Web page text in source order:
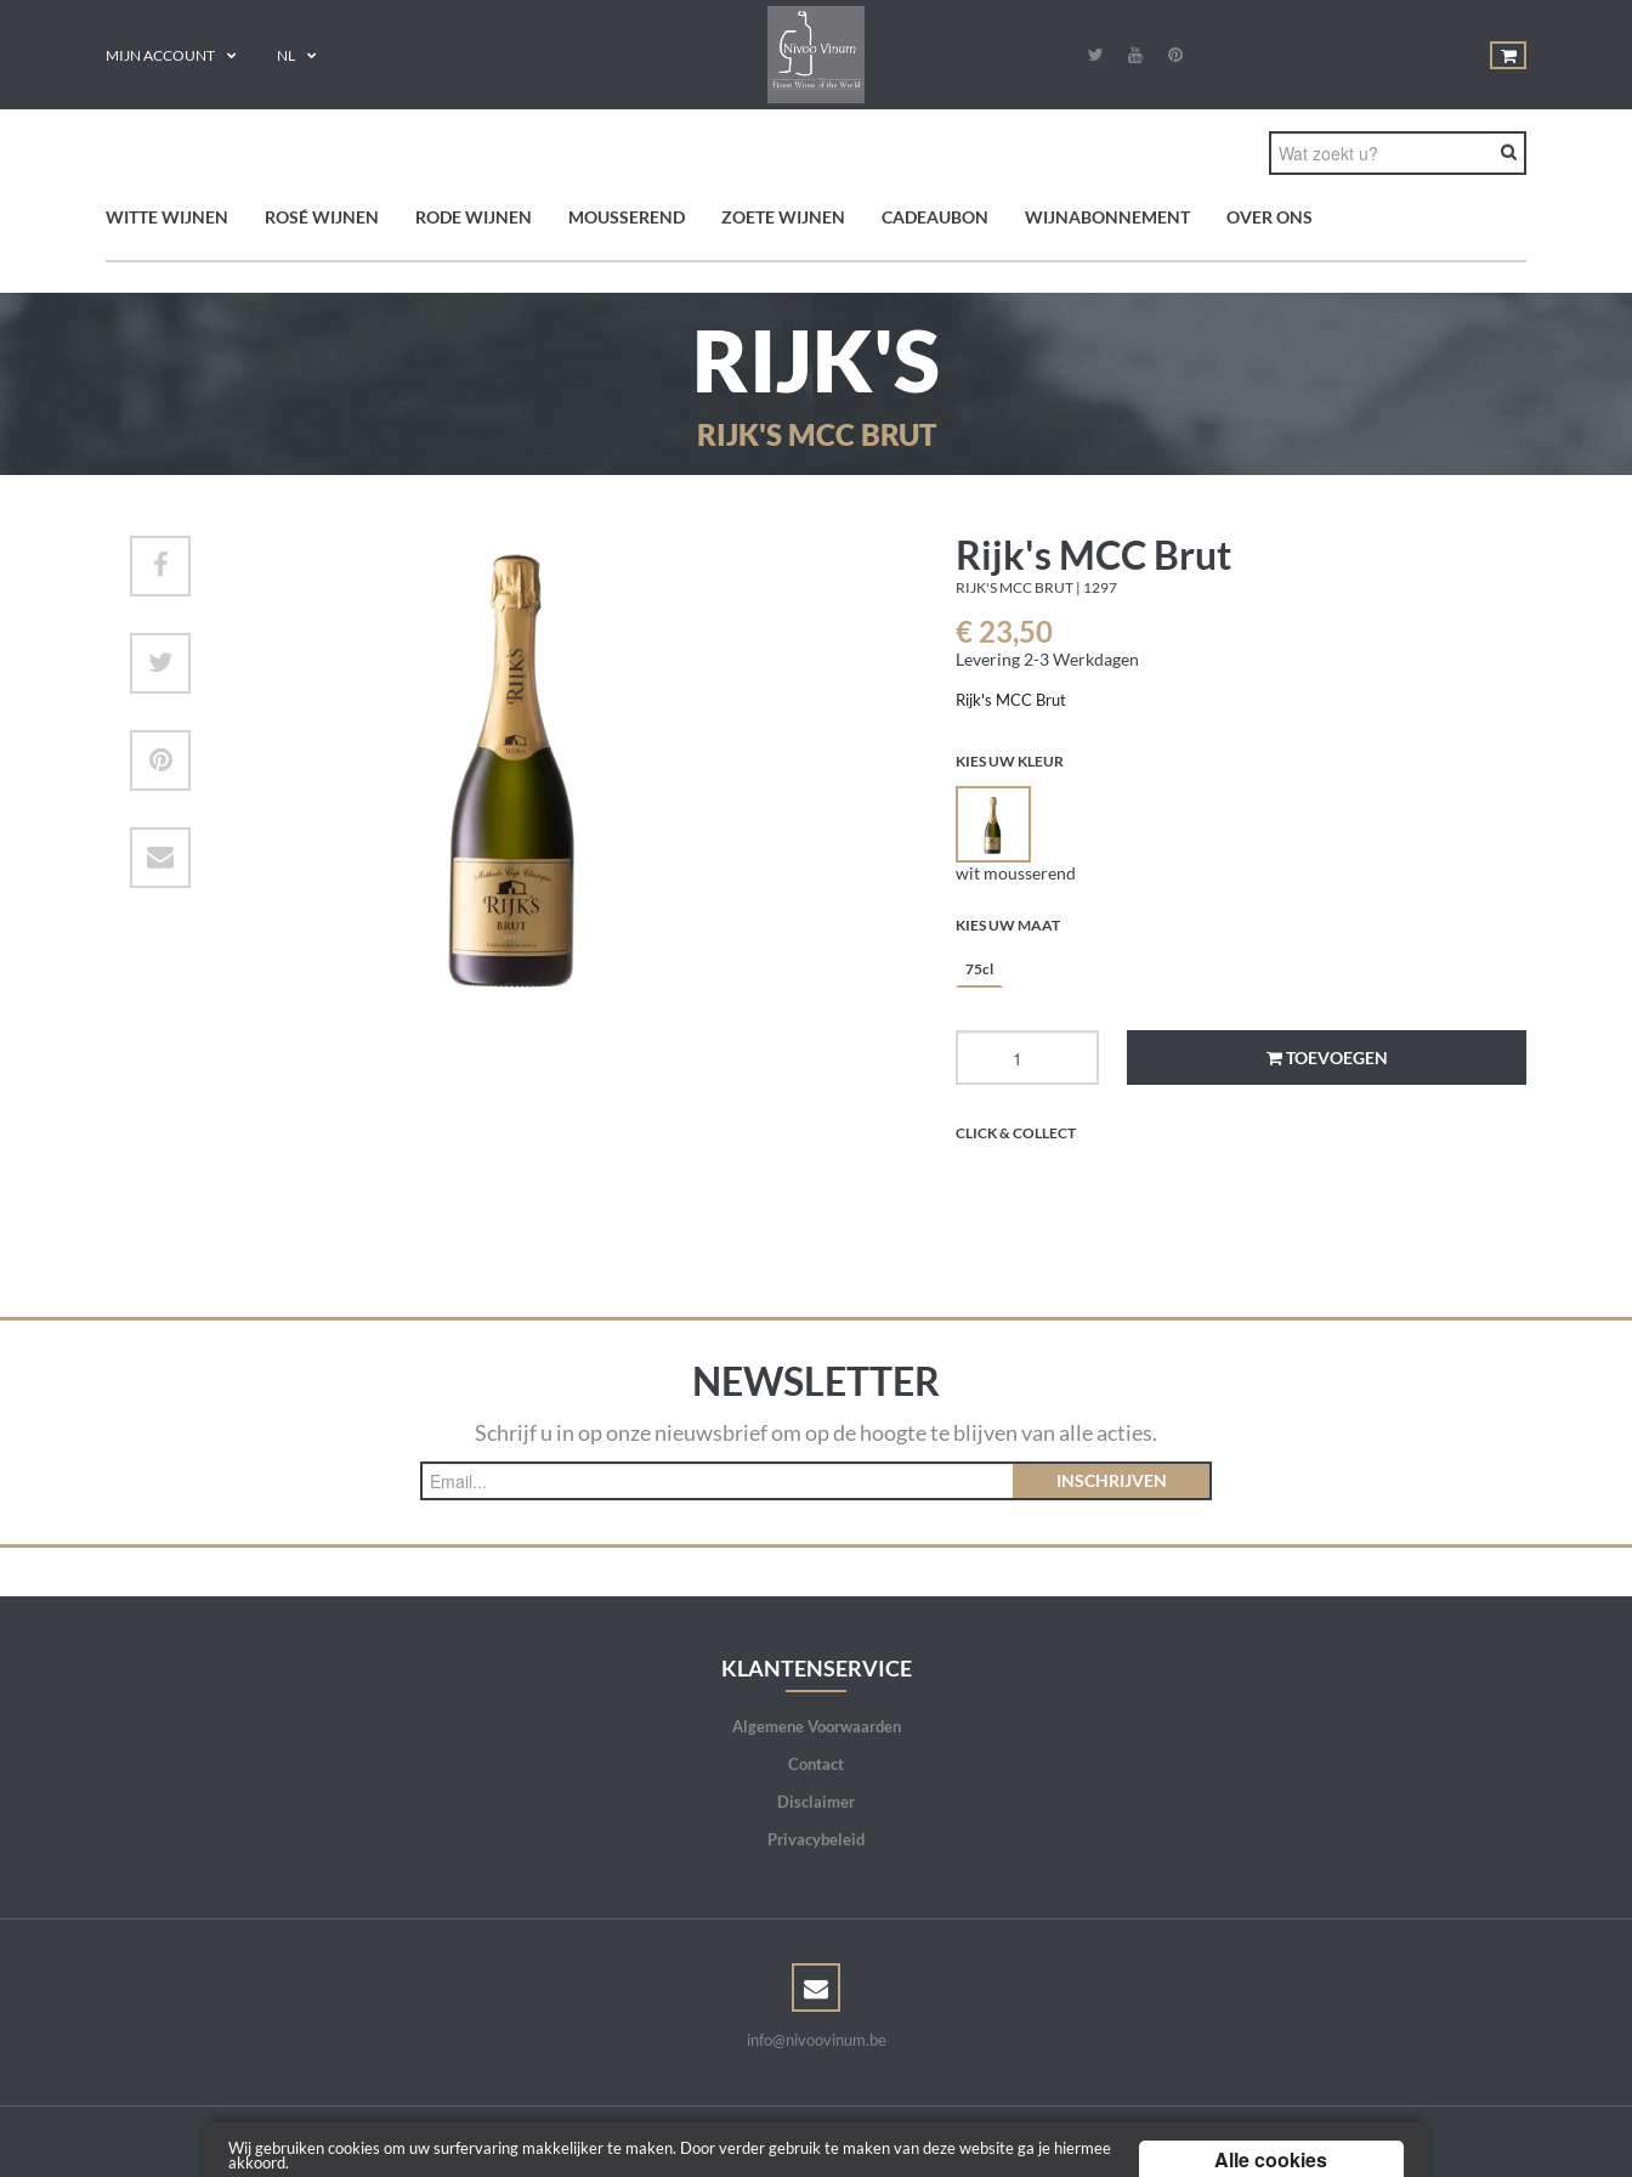
MIJN ACCOUNT NL
WITTE WIJNEN ROSÉ WIJNEN RODE WIJNEN MOUSSEREND ZOETE WIJNEN CADEAUBON WIJNABONNEMENT OVER ONS
RIJK'S
RIJK'S MCC BRUT
Rijk's MCC Brut
RIJK'S MCC BRUT | 1297
€ 23,50
Levering 2-3 Werkdagen
Rijk's MCC Brut
KIES UW KLEUR
wit mousserend
KIES UW MAAT
75cl
TOEVOEGEN
CLICK & COLLECT
NEWSLETTER
Schrijf u in op onze nieuwsbrief om op de hoogte te blijven van alle acties.
INSCHRIJVEN
KLANTENSERVICE
Algemene Voorwaarden
Contact
Disclaimer
Privacybeleid
info@nivoovinum.be
Wij gebruiken cookies om uw surfervaring makkelijker te maken. Door verder gebruik te maken van deze website ga je hiermee
akkoord.
Alle cookies